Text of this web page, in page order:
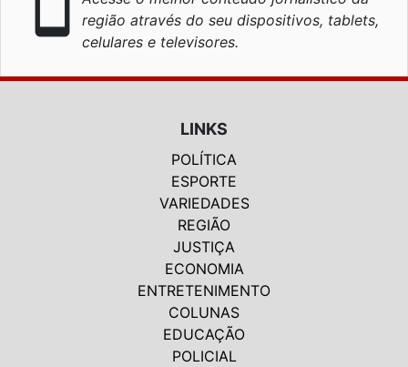
região através do seu dispositivos, tablets,
celulares e televisores.
LINKS
POLÍTICA
ESPORTE
VARIEDADES
REGIÃO
JUSTIÇA
ECONOMIA
ENTRETENIMENTO
COLUNAS
EDUCAÇÃO
POLICIAL